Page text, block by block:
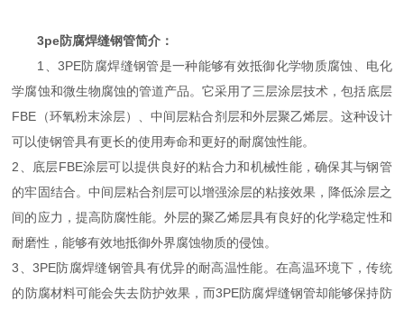
3pe防腐焊缝钢管简介：
1、3PE防腐焊缝钢管是一种能够有效抵御化学物质腐蚀、电化
学腐蚀和微生物腐蚀的管道产品。它采用了三层涂层技术，包括底层
FBE（环氧粉末涂层）、中间层粘合剂层和外层聚乙烯层。这种设计
可以使钢管具有更长的使用寿命和更好的耐腐蚀性能。
2、底层FBE涂层可以提供良好的粘合力和机械性能，确保其与钢管
的牢固结合。中间层粘合剂层可以增强涂层的粘接效果，降低涂层之
间的应力，提高防腐性能。外层的聚乙烯层具有良好的化学稳定性和
耐磨性，能够有效地抵御外界腐蚀物质的侵蚀。
3、3PE防腐焊缝钢管具有优异的耐高温性能。在高温环境下，传统
的防腐材料可能会失去防护效果，而3PE防腐焊缝钢管却能够保持防